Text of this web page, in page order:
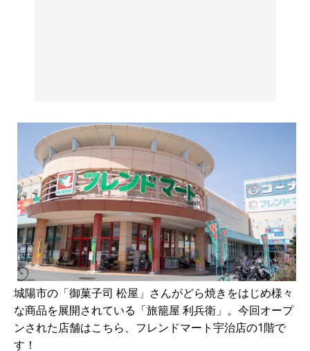
城陽市の「御菓子司 松屋」さんがどら焼きをはじめ様々
な商品を展開されている「旅籠屋 利兵衛」。今回オープ
ンされた店舗はこちら、フレンドマート宇治店の1階で
す！